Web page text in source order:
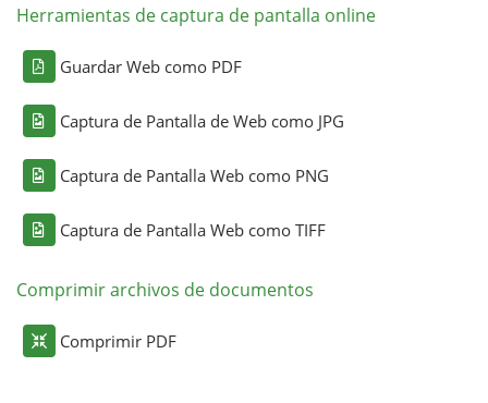
Herramientas de captura de pantalla online
Guardar Web como PDF
Captura de Pantalla de Web como JPG
Captura de Pantalla Web como PNG
Captura de Pantalla Web como TIFF
Comprimir archivos de documentos
Comprimir PDF